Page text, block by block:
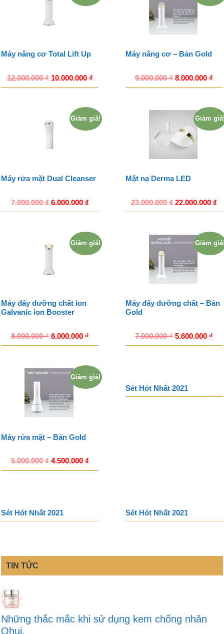
Máy nâng cơ Total Lift Up
12.000.000₫ 10.000.000 ₫
Máy nâng cơ – Bản Gold
9.000.000₫ 8.000.000 ₫
Giảm giá!
Máy rửa mặt Dual Cleanser
7.000.000₫ 6.000.000 ₫
Giảm
Mặt nạ Derma LED
23.000.000₫ 22.000.000 ₫
Giảm giá!
Máy đẩy dưỡng chất ion
Galvanic ion Booster
8.000.000₫ 6.000.000 ₫
Giảm
Máy đẩy dưỡng chất – Bản
Gold
7.000.000₫ 5.600.000 ₫
Giảm giá!
Máy rửa mặt – Bản Gold
5.000.000₫ 4.500.000 ₫
Sét Hót Nhất 2021
Sét Hót Nhất 2021 Sét Hót Nhất 2021
TIN TỨC
Những thắc mắc khi sử dụng kem chống nhăn
Ohui.